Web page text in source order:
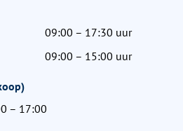
09:00 – 17:30 uur
09:00 – 15:00 uur
– 17:00